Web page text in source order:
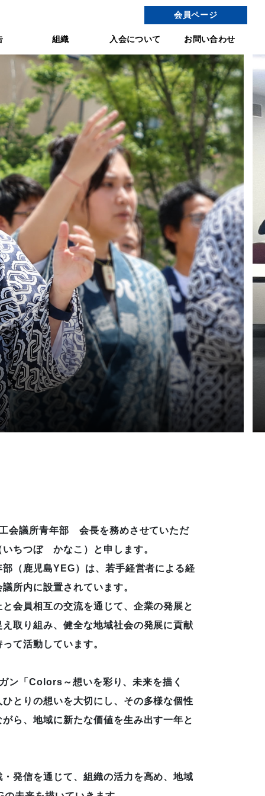
会員ページ
組織 入会について お問い合わせ
会議所青年部 会長を務めさせていただ
ちつぼ かなこ）と申します。
（鹿児島YEG）は、若手経営者による経
所内に設置されています。
会員相互の交流を通じて、企業の発展と
取り組み、健全な地域社会の発展に貢献
て活動しています。
ン「Colors～想いを彩り、未来を描く
とりの想いを大切にし、その多様な個性
ら、地域に新たな価値を生み出す一年と
発信を通じて、組織の活力を高め、地域